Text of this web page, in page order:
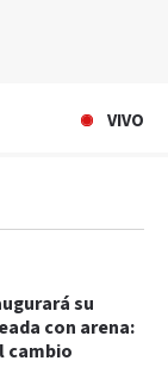
VIVO
su
con arena:
cambio